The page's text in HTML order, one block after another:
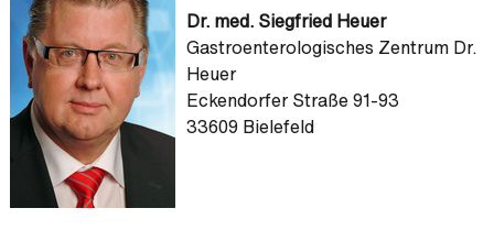
Dr. med. Siegfried Heuer
Gastroenterologisches Zentrum Dr.
Heuer
Eckendorfer Straße 91-93
33609 Bielefeld